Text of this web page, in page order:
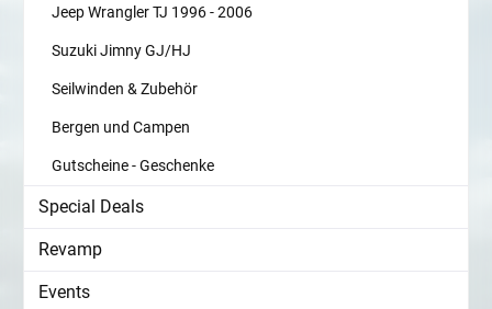
Jeep Wrangler TJ 1996 - 2006
Suzuki Jimny GJ/HJ
Seilwinden & Zubehör
Bergen und Campen
Gutscheine - Geschenke
Special Deals
Revamp
Events